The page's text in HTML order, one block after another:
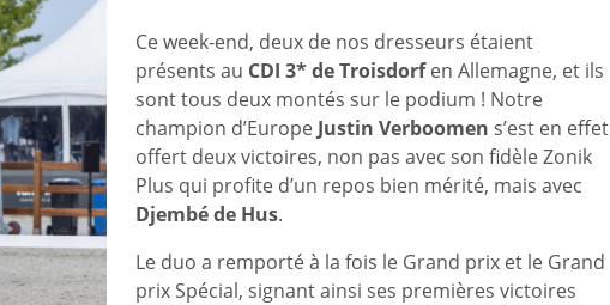
Ce week-end, deux de nos dresseurs étaient
présents au CDI 3* de Troisdorfen Allemagne, et ils
sont tous deux montés sur le podium ! Notre
champion d’Europe Justin Verboomen s’est en effet
offert deux victoires, non pas avec son fidèle Zonik
Plus qui profite d’un repos bien mérité, mais avec
Djembé de Hus.
Le duo a remporté à la fois le Grand prix et le Grand
prix Spécial, signant ainsi ses premières victoires